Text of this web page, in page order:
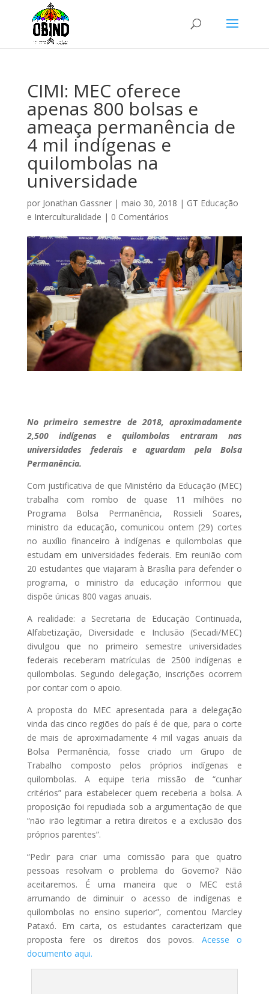
CIMI: MEC oferece
apenas 800 bolsas e
ameaça permanência de
4 mil indígenas e
quilombolas na
universidade
por Jonathan Gassner| maio 30, 2018 | GT Educação
e Interculturalidade | 0 Comentários
No primeiro semestre de 2018, aproximadamente
2,500 indígenas e quilombolas entraram nas
universidades federais e aguardam pela Bolsa
Permanência.
Com justificativa de que Ministério da Educação (MEC)
trabalha com rombo de quase 11 milhões no
Programa Bolsa Permanência, Rossieli Soares,
ministro da educação, comunicou ontem (29) cortes
no auxílio financeiro à indígenas e quilombolas que
estudam em universidades federais. Em reunião com
20 estudantes que viajaram à Brasília para defender o
programa, o ministro da educação informou que
dispõe únicas 800 vagas anuais.
A realidade: a Secretaria de Educação Continuada,
Alfabetização, Diversidade e Inclusão (Secadi/MEC)
divulgou que no primeiro semestre universidades
federais receberam matrículas de 2500 indígenas e
quilombolas. Segundo delegação, inscrições ocorrem
por contar com o apoio.
A proposta do MEC apresentada para a delegação
vinda das cinco regiões do país é de que, para o corte
de mais de aproximadamente 4 mil vagas anuais da
Bolsa Permanência, fosse criado um Grupo de
Trabalho composto pelos próprios indígenas e
quilombolas. A equipe teria missão de “cunhar
critérios” para estabelecer quem receberia a bolsa. A
proposição foi repudiada sob a argumentação de que
“não irão legitimar a retira direitos e a exclusão dos
próprios parentes”.
“Pedir para criar uma comissão para que quatro
pessoas resolvam o problema do Governo? Não
aceitaremos. É uma maneira que o MEC está
arrumando de diminuir o acesso de indígenas e
quilombolas no ensino superior”, comentou Marcley
Pataxó. Em carta, os estudantes caracterizam que
proposta fere os direitos dos povos. Acesse o
documento aqui.